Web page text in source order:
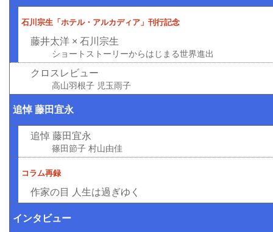
石川宗生「ホテル・アルカディア」刊行記念
藤井太洋 × 石川宗生
ショートストーリーからはじまる世界進出
クロスレビュー
高山羽根子 児玉雨子
追悼 藤田宜永
追悼 藤田宜永
篠田節子 村山由佳
コラム再録
作家の目 人生は過ぎゆく
インタビュー